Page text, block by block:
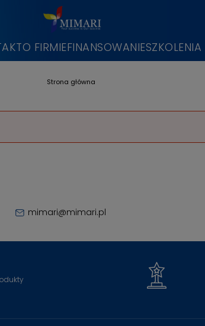
O FIRMIEFINANSOWANIESZKOLENIA
Strona główna
mimari@mimari.pl